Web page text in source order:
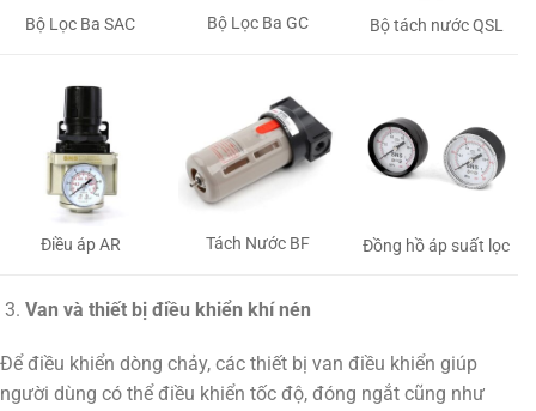
Bộ Lọc Ba SAC Bộ Lọc Ba GC Bộ tách nước QSL
Điều áp AR Tách Nước BF Đồng hồ áp suất lọc
Van và thiết bị điều khiển khí nén
Để điều khiển dòng chảy, các thiết bị van điều khiển giúp
người dùng có thể điều khiển tốc độ, đóng ngắt cũng như